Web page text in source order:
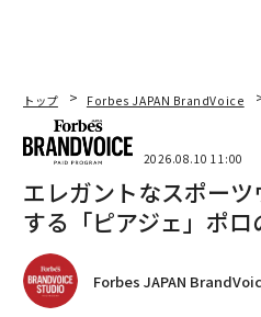
トップ Forbes JAPAN BrandVoice
2026.08.10 11:00
エレガントなスポー
する「ピアジェ」ポロ
Forbes JAPAN